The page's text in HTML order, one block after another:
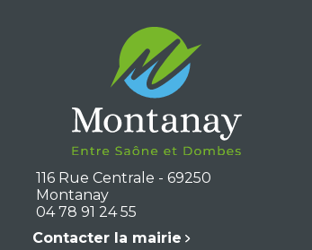
116 Rue Centrale - 69250
Montanay
04 78 91 24 55
Contacter la mairie